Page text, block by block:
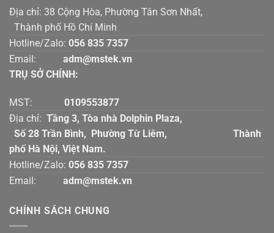
Địa chỉ: 38 Cộng Hòa, Phường Tân Sơn Nhất,
Thành phố Hồ Chí Minh
Hotline/Zalo: 056 835 7357
Email:
adm@mstek.vn
TRỤ SỞ CHÍNH:
MST: 0109553877
Địa chỉ: Tầng 3, Tòa nhà Dolphin Plaza,
Số 28 Trần Bình, Phường Từ Liêm, Thành
phố Hà Nội, Việt Nam.
Hotline/Zalo: 056 835 7357
Email:
adm@mstek.vn
CHÍNH SÁCH CHUNG